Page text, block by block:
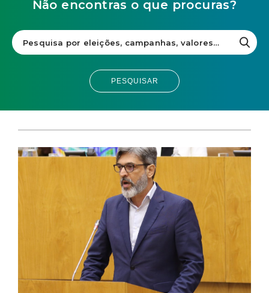
Não encontras o que procuras?
PESQUISAR